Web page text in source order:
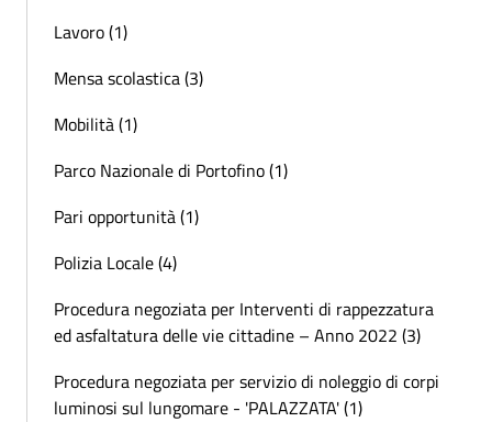
Lavoro (1)
Mensa scolastica (3)
Mobilità (1)
Parco Nazionale di Portofino (1)
Pari opportunità (1)
Polizia Locale (4)
Procedura negoziata per Interventi di rappezzatura
ed asfaltatura delle vie cittadine – Anno 2022 (3)
Procedura negoziata per servizio di noleggio di corpi
luminosi sul lungomare - 'PALAZZATA' (1)